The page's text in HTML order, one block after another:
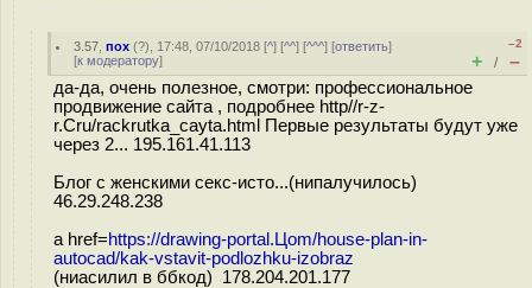
3.57 ,пох (?), 17:48, 07/10/2018 [^] [^^] [^^^] [ответить]
[к модератору]
–2
+ / –
да-да, очень полезное, смотри: профессиональное
продвижение сайта , подробнее http//r-z-
r.Сru/rackrutka_cayta.html Первые результаты будут уже
через 2... 195.161.41.113
Блог с женскими секс-исто...(нипалучилось)
46.29.248.238
a href=https://drawing-portal.Цom/house-plan-in-
autocad/kak-vstavit-podlozhku-izobraz
(ниасилил в ббкод) 178.204.201.177